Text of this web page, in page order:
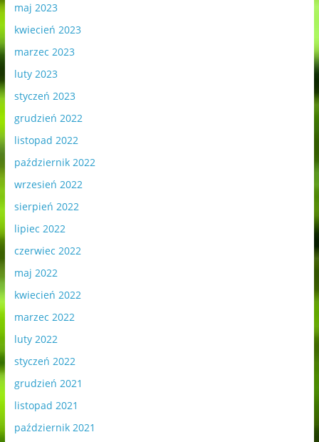
maj 2023
kwiecień 2023
marzec 2023
luty 2023
styczeń 2023
grudzień 2022
listopad 2022
październik 2022
wrzesień 2022
sierpień 2022
lipiec 2022
czerwiec 2022
maj 2022
kwiecień 2022
marzec 2022
luty 2022
styczeń 2022
grudzień 2021
listopad 2021
październik 2021